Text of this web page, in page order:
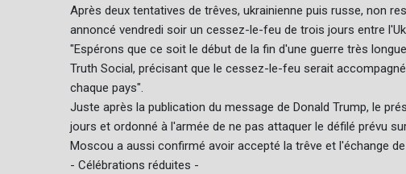
Après deux tentatives de trêves, ukrainienne puis russe, non
annoncé vendredi soir un cessez-le-feu de trois jours entre
"Espérons que ce soit le début de la fin d'une guerre très
Truth Social, précisant que le cessez-le-feu serait
chaque pays".
Juste après la publication du message de Donald Trump, le
jours et ordonné à l'armée de ne pas attaquer le défilé prévu
Moscou a aussi confirmé avoir accepté la trêve et l'échange
- Célébrations réduites -